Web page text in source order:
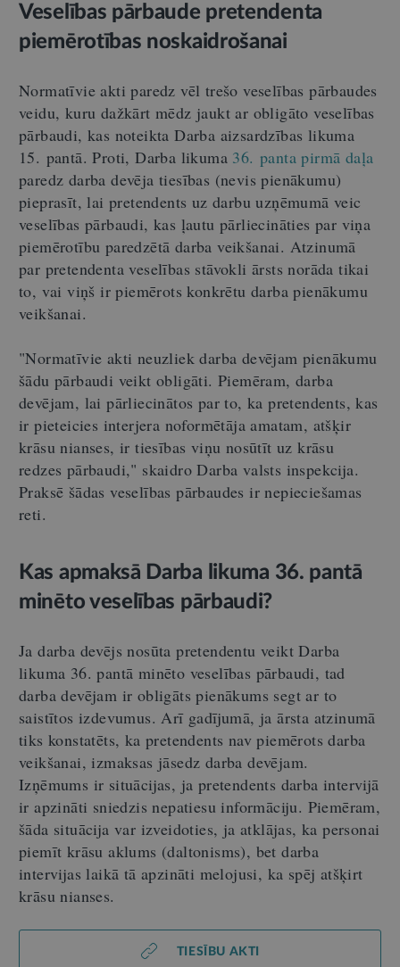
Veselības pārbaude pretendenta
piemērotības noskaidrošanai
Normatīvie akti paredz vēl trešo veselības pārbaudes
veidu, kuru dažkārt mēdz jaukt ar obligāto veselības
pārbaudi, kas noteikta Darba aizsardzības likuma
15. pantā. Proti, Darba likuma 36. panta pirmā daļa
paredz darba devēja tiesības (nevis pienākumu)
pieprasīt, lai pretendents uz darbu uzņēmumā veic
veselības pārbaudi, kas ļautu pārliecināties par viņa
piemērotību paredzētā darba veikšanai. Atzinumā
par pretendenta veselības stāvokli ārsts norāda tikai
to, vai viņš ir piemērots konkrētu darba pienākumu
veikšanai.
"Normatīvie akti neuzliek darba devējam pienākumu
šādu pārbaudi veikt obligāti. Piemēram, darba
devējam, lai pārliecinātos par to, ka pretendents, kas
ir pieteicies interjera noformētāja amatam, atšķir
krāsu nianses, ir tiesības viņu nosūtīt uz krāsu
redzes pārbaudi," skaidro Darba valsts inspekcija.
Praksē šādas veselības pārbaudes ir nepieciešamas
reti.
Kas apmaksā Darba likuma 36. pantā
minēto veselības pārbaudi?
Ja darba devējs nosūta pretendentu veikt Darba
likuma 36. pantā minēto veselības pārbaudi, tad
darba devējam ir obligāts pienākums segt ar to
saistītos izdevumus. Arī gadījumā, ja ārsta atzinumā
tiks konstatēts, ka pretendents nav piemērots darba
veikšanai, izmaksas jāsedz darba devējam.
Izņēmums ir situācijas, ja pretendents darba intervijā
ir apzināti sniedzis nepatiesu informāciju. Piemēram,
šāda situācija var izveidoties, ja atklājas, ka personai
piemīt krāsu aklums (daltonisms), bet darba
intervijas laikā tā apzināti melojusi, ka spēj atšķirt
krāsu nianses.
TIESĪBU AKTI